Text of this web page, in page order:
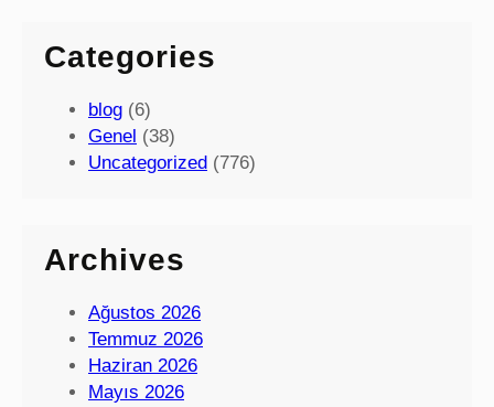
Categories
blog (6)
Genel (38)
Uncategorized (776)
Archives
Ağustos 2026
Temmuz 2026
Haziran 2026
Mayıs 2026